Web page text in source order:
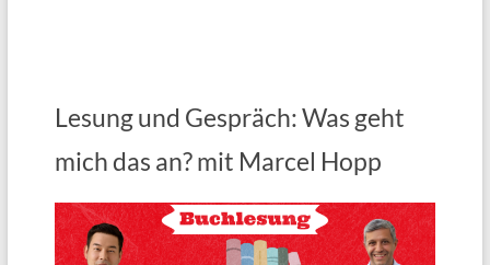
Lesung und Gespräch: Was geht
mich das an? mit Marcel Hopp